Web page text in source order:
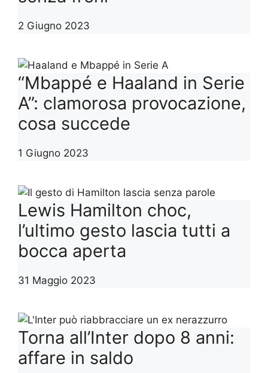
2 Giugno 2023
“Mbappé e Haaland in Serie
A”: clamorosa provocazione,
cosa succede
1 Giugno 2023
Lewis Hamilton choc,
l’ultimo gesto lascia tutti a
bocca aperta
31 Maggio 2023
Torna all’Inter dopo 8 anni:
affare in saldo